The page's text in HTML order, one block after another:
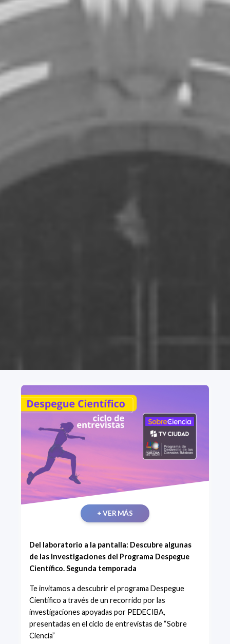
+ VER MÁS
Del laboratorio a la pantalla: Descubre algunas
de las Investigaciones del Programa Despegue
Científico. Segunda temporada
Te invitamos a descubrir el programa Despegue
Científico a través de un recorrido por las
investigaciones apoyadas por PEDECIBA,
presentadas en el ciclo de entrevistas de “Sobre
Ciencia”